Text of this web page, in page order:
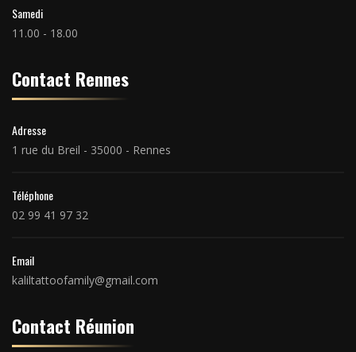
Samedi
11.00 - 18.00
Contact Rennes
Adresse
1 rue du Breil - 35000 - Rennes
Téléphone
02 99 41 97 32
Email
kaliltattoofamily@gmail.com
Contact Réunion